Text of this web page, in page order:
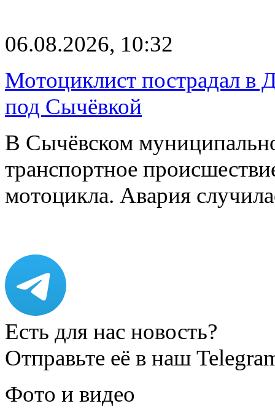
06.08.2026, 10:32
Мотоциклист пострадал в
под Сычёвкой
В Сычёвском
транспортное
мотоцикла. Авария
Есть для нас новость?
Отправьте её в наш
Фото и видео